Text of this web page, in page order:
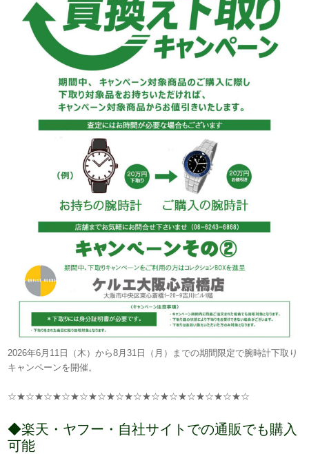
2026年6月11日（木）から8月31日（月）までの期間限定で腕時計下取り
キャンペーンを開催。
☆★☆★☆★☆★☆★☆★☆★☆★☆★☆★☆★☆★☆★☆
◆楽天・ヤフー・自社サイトでの通販でも購入
可能